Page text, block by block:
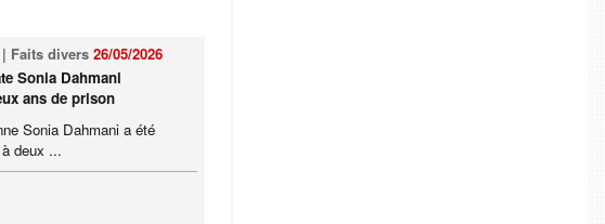
Faits divers 26/05/2026
Sonia Dahmani
ans de prison
Sonia Dahmani a été
deux ...